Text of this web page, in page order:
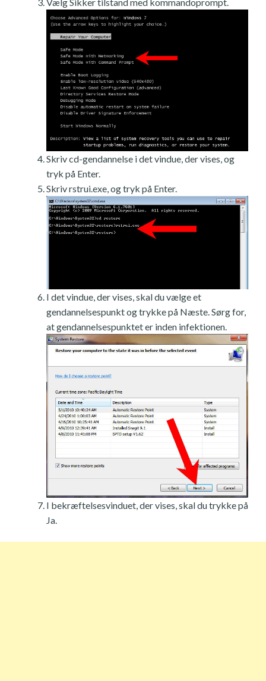
Skriv cd-gendannelse i det vindue, der vises, og
tryk på Enter.
Skriv rstrui.exe, og tryk på Enter.
I det vindue, der vises, skal du vælge et
gendannelsespunkt og trykke på Næste. Sørg for,
at gendannelsespunktet er inden infektionen.
I bekræftelsesvinduet, der vises, skal du trykke på
Ja.